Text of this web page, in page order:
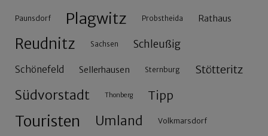
Paunsdorf Plagwitz Probstheida Rathaus
Reudnitz Sachsen Schleußig
Schönefeld Sellerhausen Sternburg Stötteritz
Südvorstadt Thonberg Tipp
Touristen Umland Volkmarsdorf